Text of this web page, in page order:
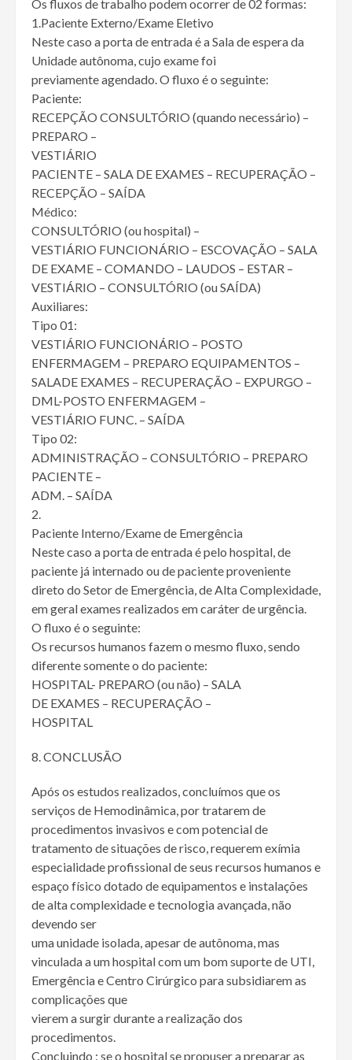
Os fluxos de trabalho podem ocorrer de 02 formas:
1.Paciente Externo/Exame Eletivo
Neste caso a porta de entrada é a Sala de espera da
Unidade autônoma, cujo exame foi
previamente agendado. O fluxo é o seguinte:
Paciente:
RECEPÇÃO CONSULTÓRIO (quando necessário) –
PREPARO –
VESTIÁRIO
PACIENTE – SALA DE EXAMES – RECUPERAÇÃO –
RECEPÇÃO – SAÍDA
Médico:
CONSULTÓRIO (ou hospital) –
VESTIÁRIO FUNCIONÁRIO – ESCOVAÇÃO – SALA
DE EXAME – COMANDO – LAUDOS – ESTAR –
VESTIÁRIO – CONSULTÓRIO (ou SAÍDA)
Auxiliares:
Tipo 01:
VESTIÁRIO FUNCIONÁRIO – POSTO
ENFERMAGEM – PREPARO EQUIPAMENTOS –
SALADE EXAMES – RECUPERAÇÃO – EXPURGO –
DML-POSTO ENFERMAGEM –
VESTIÁRIO FUNC. – SAÍDA
Tipo 02:
ADMINISTRAÇÃO – CONSULTÓRIO – PREPARO
PACIENTE –
ADM. – SAÍDA
2.
Paciente Interno/Exame de Emergência
Neste caso a porta de entrada é pelo hospital, de
paciente já internado ou de paciente proveniente
direto do Setor de Emergência, de Alta Complexidade,
em geral exames realizados em caráter de urgência.
O fluxo é o seguinte:
Os recursos humanos fazem o mesmo fluxo, sendo
diferente somente o do paciente:
HOSPITAL- PREPARO (ou não) – SALA
DE EXAMES – RECUPERAÇÃO –
HOSPITAL
CONCLUSÃO
Após os estudos realizados, concluímos que os
serviços de Hemodinâmica, por tratarem de
procedimentos invasivos e com potencial de
tratamento de situações de risco, requerem exímia
especialidade profissional de seus recursos humanos e
espaço físico dotado de equipamentos e instalações
de alta complexidade e tecnologia avançada, não
devendo ser
uma unidade isolada, apesar de autônoma, mas
vinculada a um hospital com um bom suporte de UTI,
Emergência e Centro Cirúrgico para subsidiarem as
complicações que
vierem a surgir durante a realização dos
procedimentos.
Concluindo : se o hospital se propuser a preparar as